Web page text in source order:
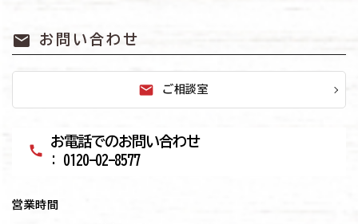
mail お問い合わせ
mail ご相談室
call
お電話でのお問い合わせ
: 0120-02-8577
営業時間